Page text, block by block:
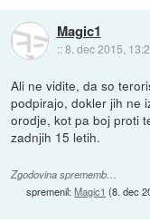
Magic1
::8. dec 2015,
Ali ne vidite, da so
podpirajo, dokler jih ne
orodje, kot pa boj proti
zadnjih 15 letih.
Zgodovina sprememb…
spremenil:Magic1 (8. dec